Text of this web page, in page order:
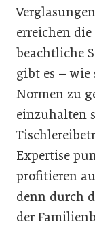
erreichen
beachtliche
gibt es – wie
Normen zu
einzuhalten
Expertise
profitieren
denn durch
der